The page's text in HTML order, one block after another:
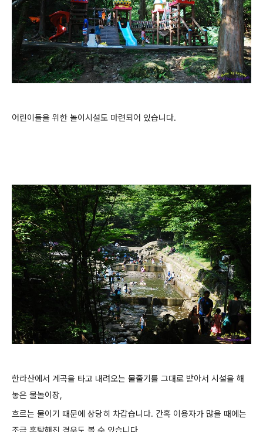
어린이들을 위한 놀이시설도 마련되어 있습니다.
한라산에서 계곡을 타고 내려오는 물줄기를 그대로 받아서 시설을 해
놓은 물놀이장,
흐르는 물이기 때문에 상당히 차갑습니다. 간혹 이용자가 많을 때에는